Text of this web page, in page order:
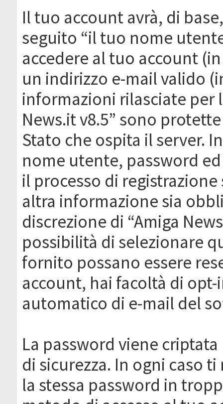
Il tuo account avrà, di
seguito “il tuo nome
accedere al tuo account
un indirizzo e-mail valido
informazioni rilasciate per
News.it v8.5” sono
Stato che ospita il server.
nome utente, password
il processo di registrazione
altra informazione sia
discrezione di “Amiga
possibilità di selezionare
fornito possano essere
account, hai facoltà di
automatico di e-mail del
La password viene
di sicurezza. In ogni caso
la stessa password in